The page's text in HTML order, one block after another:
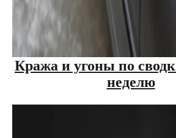
Кража и угоны по
неделю